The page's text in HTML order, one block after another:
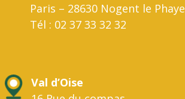
Paris – 28630 Nogent le Phaye
Tél : 02 37 33 32 32
Val d’Oise